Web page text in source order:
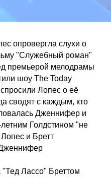
опровергла слухи о
"Служебный роман"
премьерой мелодрамы
шоу The Today
Лопес о её
сводят с каждым, кто
Дженнифер и
Голдстином "не
и Бретт
"Тед Лассо" Бреттом